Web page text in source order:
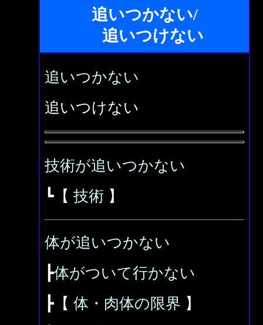
追いつかない/
追いつけない
追いつかない
追いつけない
技術が追いつかない
┗【 技術 】
体が追いつかない
┣体がついて行かない
┣【 体・肉体の限界 】